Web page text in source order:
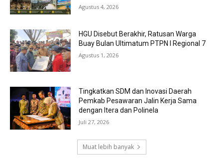
Agustus 4, 2026
HGU Disebut Berakhir, Ratusan Warga
Buay Bulan Ultimatum PTPN I Regional 7
Agustus 1, 2026
Tingkatkan SDM dan Inovasi Daerah
Pemkab Pesawaran Jalin Kerja Sama
dengan Itera dan Polinela
Juli 27, 2026
Muat lebih banyak